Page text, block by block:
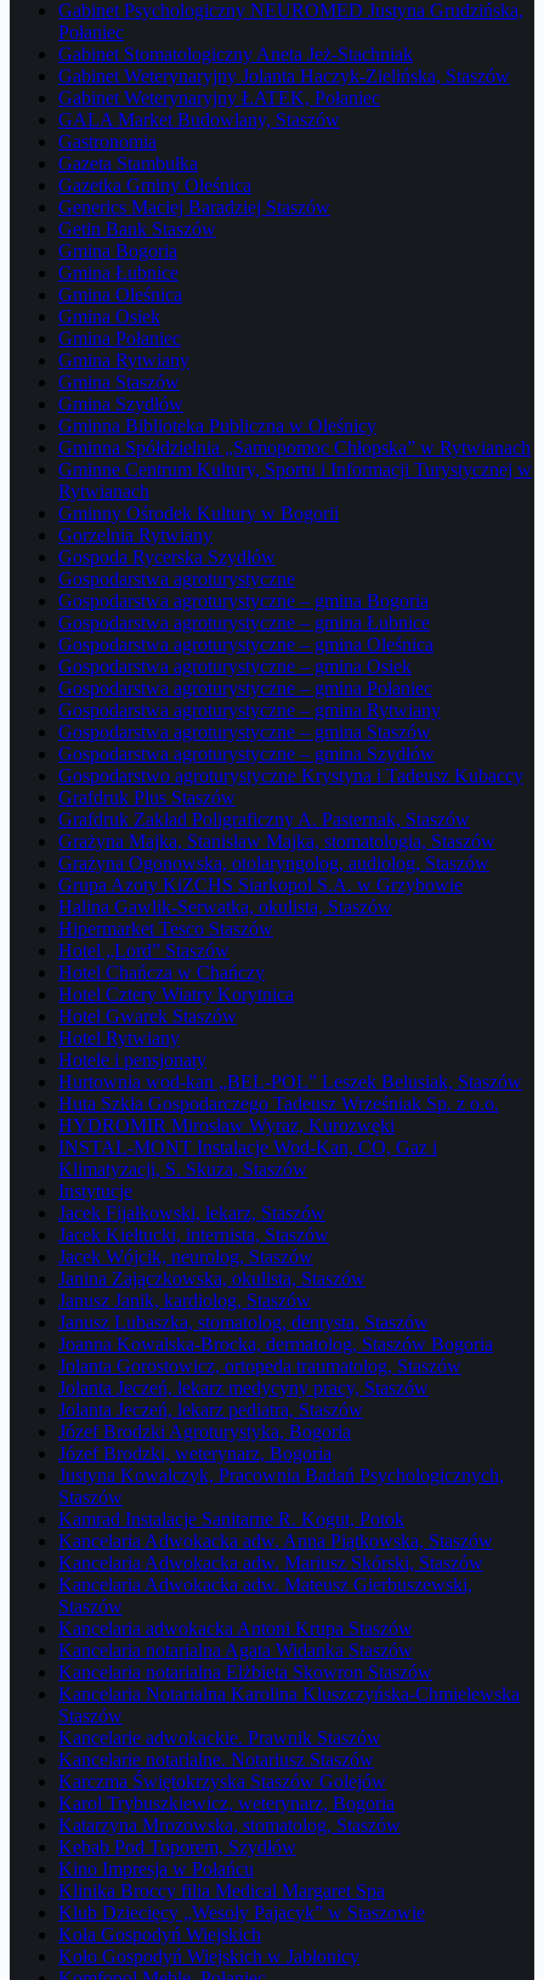
Gabinet Psychologiczny NEUROMED Justyna Grudzińska,
Połaniec
Gabinet Stomatologiczny Aneta Jeż-Stachniak
Gabinet Weterynaryjny Jolanta Haczyk-Zielińska, Staszów
Gabinet Weterynaryjny ŁATEK, Połaniec
GALA Market Budowlany, Staszów
Gastronomia
Gazeta Stambułka
Gazetka Gminy Oleśnica
Generics Maciej Baradziej Staszów
Getin Bank Staszów
Gmina Bogoria
Gmina Łubnice
Gmina Oleśnica
Gmina Osiek
Gmina Połaniec
Gmina Rytwiany
Gmina Staszów
Gmina Szydłów
Gminna Biblioteka Publiczna w Oleśnicy
Gminna Spółdzielnia „Samopomoc Chłopska” w Rytwianach
Gminne Centrum Kultury, Sportu i Informacji Turystycznej w
Rytwianach
Gminny Ośrodek Kultury w Bogorii
Gorzelnia Rytwiany
Gospoda Rycerska Szydłów
Gospodarstwa agroturystyczne
Gospodarstwa agroturystyczne – gmina Bogoria
Gospodarstwa agroturystyczne – gmina Łubnice
Gospodarstwa agroturystyczne – gmina Oleśnica
Gospodarstwa agroturystyczne – gmina Osiek
Gospodarstwa agroturystyczne – gmina Połaniec
Gospodarstwa agroturystyczne – gmina Rytwiany
Gospodarstwa agroturystyczne – gmina Staszów
Gospodarstwa agroturystyczne – gmina Szydłów
Gospodarstwo agroturystyczne Krystyna i Tadeusz Kubaccy
Grafdruk Plus Staszów
Grafdruk Zakład Poligraficzny A. Pasternak, Staszów
Grażyna Majka, Stanisław Majka, stomatologia, Staszów
Grażyna Ogonowska, otolaryngolog, audiolog, Staszów
Grupa Azoty KiZCHS Siarkopol S.A. w Grzybowie
Halina Gawlik-Serwatka, okulista, Staszów
Hipermarket Tesco Staszów
Hotel „Lord” Staszów
Hotel Chańcza w Chańczy
Hotel Cztery Wiatry Korytnica
Hotel Gwarek Staszów
Hotel Rytwiany
Hotele i pensjonaty
Hurtownia wod-kan „BEL-POL” Leszek Belusiak, Staszów
Huta Szkła Gospodarczego Tadeusz Wrześniak Sp. z o.o.
HYDROMIR Mirosław Wyraz, Kurozwęki
INSTAL-MONT Instalacje Wod-Kan, CO, Gaz i
Klimatyzacji, S. Skuza, Staszów
Instytucje
Jacek Fijałkowski, lekarz, Staszów
Jacek Kiełtucki, internista, Staszów
Jacek Wójcik, neurolog, Staszów
Janina Zajączkowska, okulista, Staszów
Janusz Janik, kardiolog, Staszów
Janusz Lubaszka, stomatolog, dentysta, Staszów
Joanna Kowalska-Brocka, dermatolog, Staszów Bogoria
Jolanta Gorostowicz, ortopeda traumatolog, Staszów
Jolanta Jeczeń, lekarz medycyny pracy, Staszów
Jolanta Jeczeń, lekarz pediatra, Staszów
Józef Brodzki Agroturystyka, Bogoria
Józef Brodzki, weterynarz, Bogoria
Justyna Kowalczyk, Pracownia Badań Psychologicznych,
Staszów
Kamrad Instalacje Sanitarne R. Kogut, Potok
Kancelaria Adwokacka adw. Anna Piątkowska, Staszów
Kancelaria Adwokacka adw. Mariusz Skórski, Staszów
Kancelaria Adwokacka adw. Mateusz Gierbuszewski,
Staszów
Kancelaria adwokacka Antoni Krupa Staszów
Kancelaria notarialna Agata Widanka Staszów
Kancelaria notarialna Elżbieta Skowron Staszów
Kancelaria Notarialna Karolina Kluszczyńska-Chmielewska
Staszów
Kancelarie adwokackie. Prawnik Staszów
Kancelarie notarialne. Notariusz Staszów
Karczma Świętokrzyska Staszów Golejów
Karol Trybuszkiewicz, weterynarz, Bogoria
Katarzyna Mrozowska, stomatolog, Staszów
Kebab Pod Toporem, Szydłów
Kino Impresja w Połańcu
Klinika Broccy filia Medical Margaret Spa
Klub Dziecięcy „Wesoły Pajacyk” w Staszowie
Koła Gospodyń Wiejskich
Koło Gospodyń Wiejskich w Jabłonicy